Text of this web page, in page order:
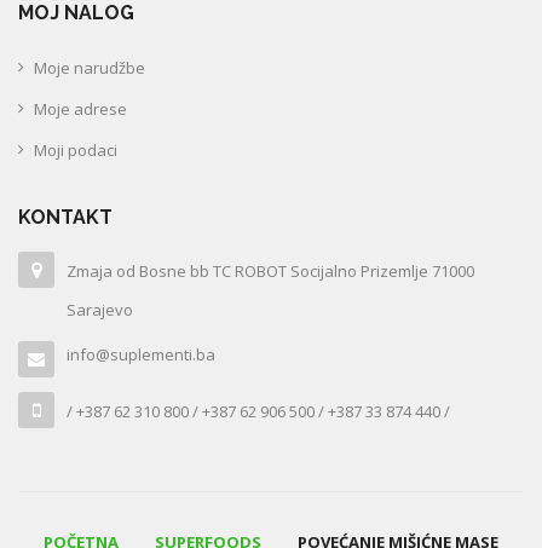
MOJ NALOG
Moje narudžbe
Moje adrese
Moji podaci
KONTAKT
Zmaja od Bosne bb TC ROBOT Socijalno Prizemlje 71000
Sarajevo
info@suplementi.ba
/ +387 62 310 800 / +387 62 906 500 / +387 33 874 440 /
POČETNA SUPERFOODS POVEĆANJE MIŠIĆNE MASE